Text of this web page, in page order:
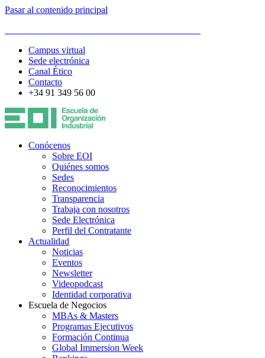
Pasar al contenido principal
Campus virtual
Sede electrónica
Canal Ético
Contacto
+34 91 349 56 00
Conócenos
Sobre EOI
Quiénes somos
Sedes
Reconocimientos
Transparencia
Trabaja con nosotros
Sede Electrónica
Perfil del Contratante
Actualidad
Noticias
Eventos
Newsletter
Videopodcast
Identidad corporativa
Escuela de Negocios
MBAs & Masters
Programas Ejecutivos
Formación Continua
Global Immersion Week